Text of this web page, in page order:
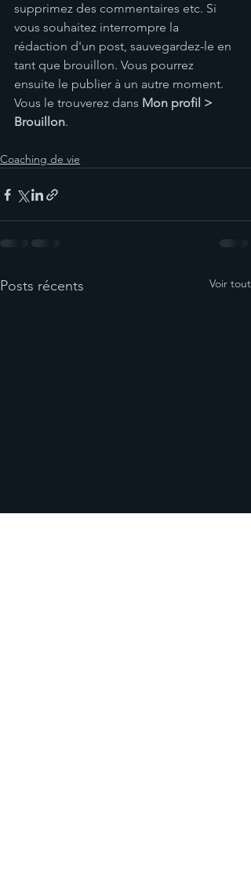
supprimez des commentaires etc. Si
vous souhaitez interrompre la
rédaction d'un post, sauvegardez-le en
tant que brouillon. Vous pourrez
ensuite le publier à un autre moment.
Vous le trouverez dans Mon profil >
Brouillon.
Coaching de vie
Posts récents Voir tout